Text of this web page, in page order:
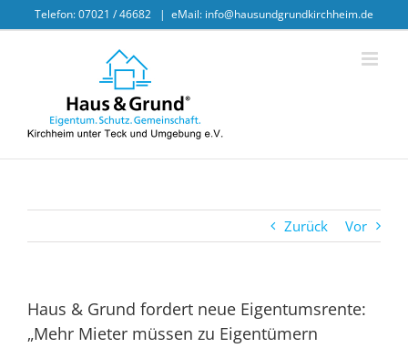
to
Telefon: 07021 / 46682 | eMail: info@hausundgrundkirchheim.de
Zurück Vor
Haus & Grund fordert neue Eigentumsrente:
„Mehr Mieter müssen zu Eigentümern